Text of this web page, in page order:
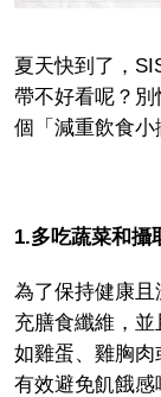
夏天快到了，
帶不好看呢？
個「減重飲食小
1.多吃蔬菜和攝
為了保持健康且
充膳食纖維，
如雞蛋、雞胸
有效避免飢餓感